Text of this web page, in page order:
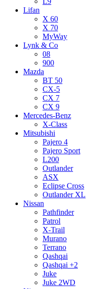
Lifan
X 60
X 70
MyWay
Lynk & Co
08
900
Mazda
BT 50
CX-5
CX 7
CX 9
Mercedes-Benz
X-Class
Mitsubishi
Pajero 4
Pajero Sport
L200
Outlander
ASX
Eclipse Cross
Outlander XL
Nissan
Pathfinder
Patrol
X-Trail
Murano
Terrano
Qashqai
Qashqai +2
Juke
Juke 2WD